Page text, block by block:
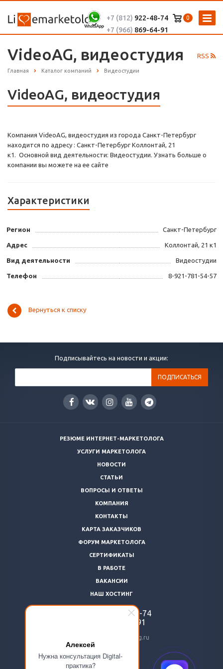
Алексей
Нужна консультация Digital-
практика?
0
+7 (812) 922-48-74
+7 (966) 869-64-91
RSS
VideoAG, видеостудия
Главная Каталог компаний Видеостудии
VideoAG, видеостудия
Компания VideoAG, видеостудия из города Санкт-Петербург
находится по адресу : Санкт-Петербург Коллонтай, 21
к1. Основной вид деятельности: Видеостудии. Узнать больше о
компании вы можете на ее сайте
Характеристики
Регион Санкт-Петербург
Адрес Коллонтай, 21 к1
Вид деятельности Видеостудии
Телефон 8-921-781-54-57
Вернуться к списку
Подписывайтесь на новости и акции:
РЕЗЮМЕ ИНТЕРНЕТ-МАРКЕТОЛОГА
УСЛУГИ МАРКЕТОЛОГА
НОВОСТИ
СТАТЬИ
ВОПРОСЫ И ОТВЕТЫ
КОМПАНИЯ
КОНТАКТЫ
КАРТА ЗАКАЗЧИКОВ
ФОРУМ МАРКЕТОЛОГА
СЕРТИФИКАТЫ
В РАБОТЕ
ВАКАНСИИ
НАШ ХОСТИНГ
922-48-74
869-64-91
24@livemarketolog.ru